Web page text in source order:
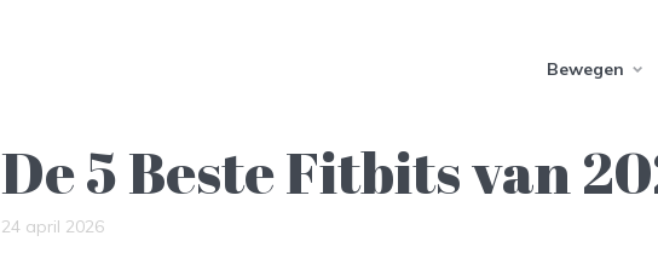
Bewegen
De 5 Beste Fitbits van
24 april 2026